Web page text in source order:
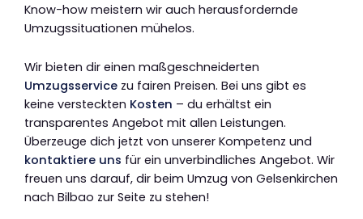
Know-how meistern wir auch herausfordernde
Umzugssituationen mühelos.
Wir bieten dir einen maßgeschneiderten
Umzugsservice zu fairen Preisen. Bei uns gibt es
keine versteckten Kosten – du erhältst ein
transparentes Angebot mit allen Leistungen.
Überzeuge dich jetzt von unserer Kompetenz und
kontaktiere uns für ein unverbindliches Angebot. Wir
freuen uns darauf, dir beim Umzug von Gelsenkirchen
nach Bilbao zur Seite zu stehen!